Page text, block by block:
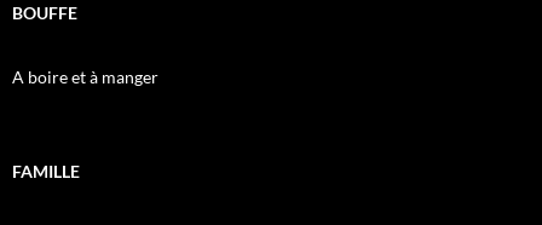
BOUFFE
A boire et à manger
FAMILLE